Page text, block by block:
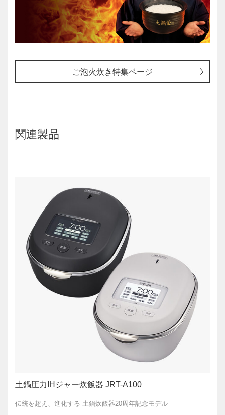
ご泡火炊き特集ページ
関連製品
土鍋圧力IHジャー炊飯器 JRT-A100
伝統を超え、進化する 土鍋炊飯器20周年記念モデル